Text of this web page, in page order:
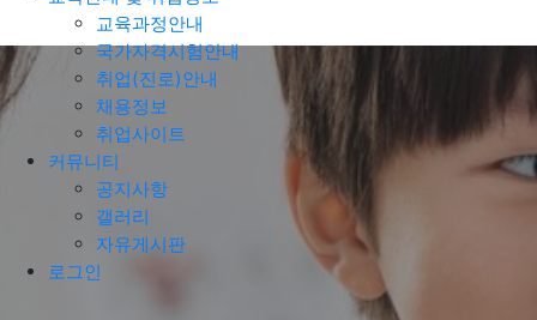
교육과정안내
국가자격시험안내
취업(진로)안내
채용정보
취업사이트
커뮤니티
공지사항
갤러리
자유게시판
로그인